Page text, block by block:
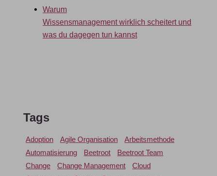
Warum
Wissensmanagement wirklich scheitert und
was du dagegen tun kannst
Tags
Adoption Agile Organisation
Arbeitsmethode
Automatisierung
Beetroot
Beetroot Team
Change
Change Management
Cloud